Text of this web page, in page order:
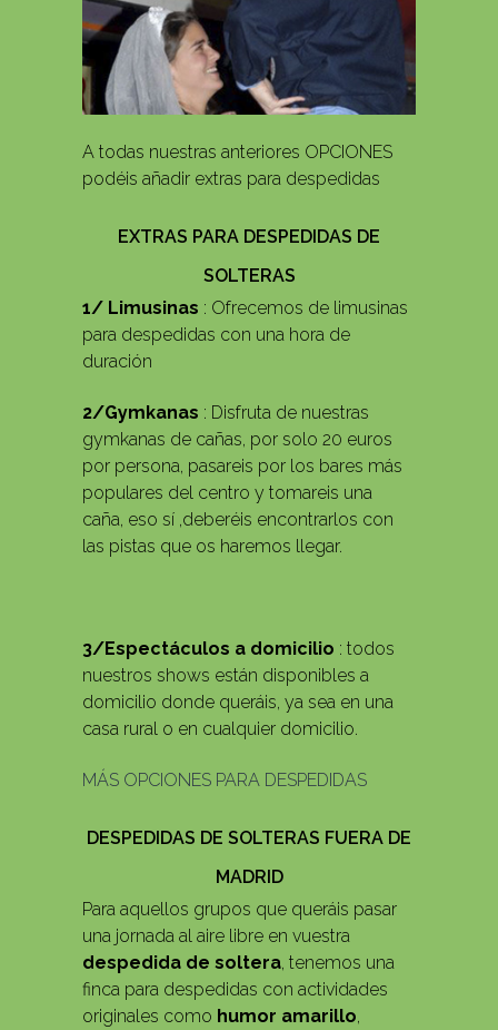
A todas nuestras anteriores OPCIONES
podéis añadir extras para despedidas
EXTRAS PARA DESPEDIDAS DE
SOLTERAS
1/ Limusinas : Ofrecemos de limusinas
para despedidas con una hora de
duración
2/Gymkanas : Disfruta de nuestras
gymkanas de cañas, por solo 20 euros
por persona, pasareis por los bares más
populares del centro y tomareis una
caña, eso sí ,deberéis encontrarlos con
las pistas que os haremos llegar.
3/Espectáculos a domicilio : todos
nuestros shows están disponibles a
domicilio donde queráis, ya sea en una
casa rural o en cualquier domicilio.
MÁS OPCIONES PARA DESPEDIDAS
DESPEDIDAS DE SOLTERAS FUERA DE
MADRID
Para aquellos grupos que queráis pasar
una jornada al aire libre en vuestra
despedida de soltera, tenemos una
finca para despedidas con actividades
originales como humor amarillo,